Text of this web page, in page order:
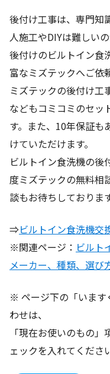
後付け工事は、専門知
人施工やDIYは難しいの
後付けのビルトイン食
富なミズテックへご依
ミズテックの後付け工
などもコミコミのセッ
す。また、10年保証も
けていただけます。
ビルトイン食洗機の後
度ミズテックの無料相
談もお待ちしております
⇒ビルトイン食洗機交
※関連ページ： ビルト
メーカー、種類、選び
※ ページ下の「います
わせは、
「現在お使いのもの
ェックを入れてくださ